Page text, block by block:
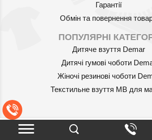
Артикул: 547892
Автомобільний бустер Nania
Topo Grafik
595 грн.
Гарантії
Обмін та повернення
ПОПУЛЯРНІ
Дитяче взуття Demar
Дитячі гумові чоботи
Жіночі резинові чоботи
Текстильне взуття MB для